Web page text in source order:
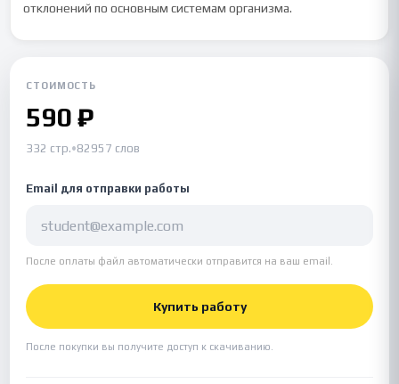
отклонений по основным системам организма.
СТОИМОСТЬ
590 ₽
332 стр.•82957 слов
Email для отправки работы
После оплаты файл автоматически отправится на ваш email.
Купить работу
После покупки вы получите доступ к скачиванию.